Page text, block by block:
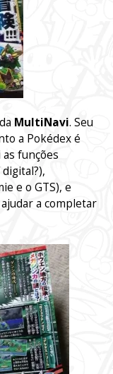
MultiNavi. Seu
a Pokédex é
as funções
e o GTS), e
a completar